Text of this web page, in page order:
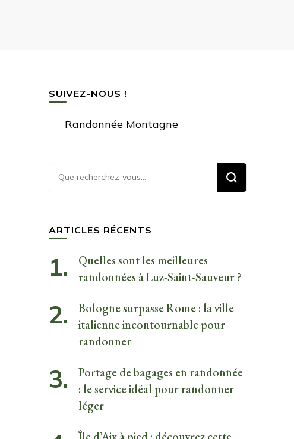
SUIVEZ-NOUS !
Randonnée Montagne
Vous
recherchiez
ARTICLES RÉCENTS
Quelles sont les meilleures
randonnées à Luz-Saint-Sauveur ?
Bologne surpasse Rome : la ville
italienne incontournable pour
randonner
Portage de bagages en randonnée
: le service idéal pour randonner
léger